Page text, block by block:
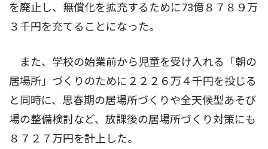
を廃止し、無償化を拡充するために73億８７８９万
３千円を充てることになった。
また、学校の始業前から児童を受け入れる「朝の
居場所」づくりのために２２２６万４千円を投じる
と同時に、思春期の居場所づくりや全天候型あそび
場の整備検討など、放課後の居場所づくり対策にも
８７２７万円を計上した。